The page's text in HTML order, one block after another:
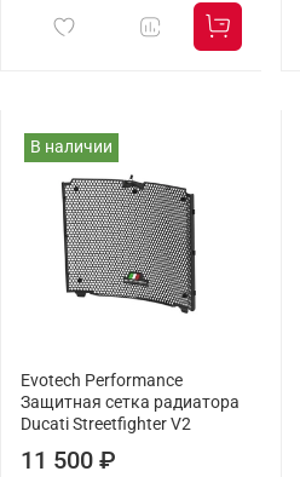
В наличии
Evotech Performance
Защитная сетка радиатора
Ducati Streetfighter V2
11 500 ₽